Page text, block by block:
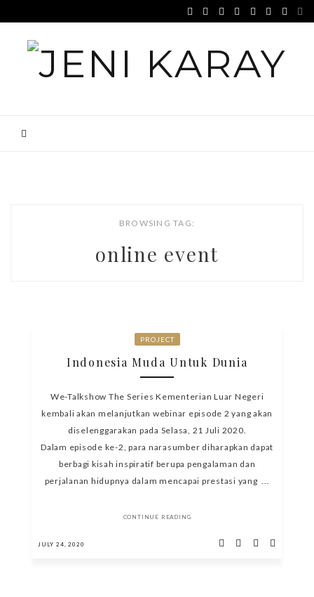
BROWSING TAG:
online event
PROJECT
Indonesia Muda Untuk Dunia
We-Talkshow The Series Kementerian Luar Negeri
kembali akan melanjutkan webinar episode 2 yang akan
diselenggarakan pada Selasa, 21 Juli 2020.
Dalam episode ke-2, para narasumber diharapkan dapat
berbagi kisah inspiratif berupa pengalaman dan
perjalanan hidupnya dalam mencapai prestasi yang ...
CONTINUE READING
JULY 24, 2020